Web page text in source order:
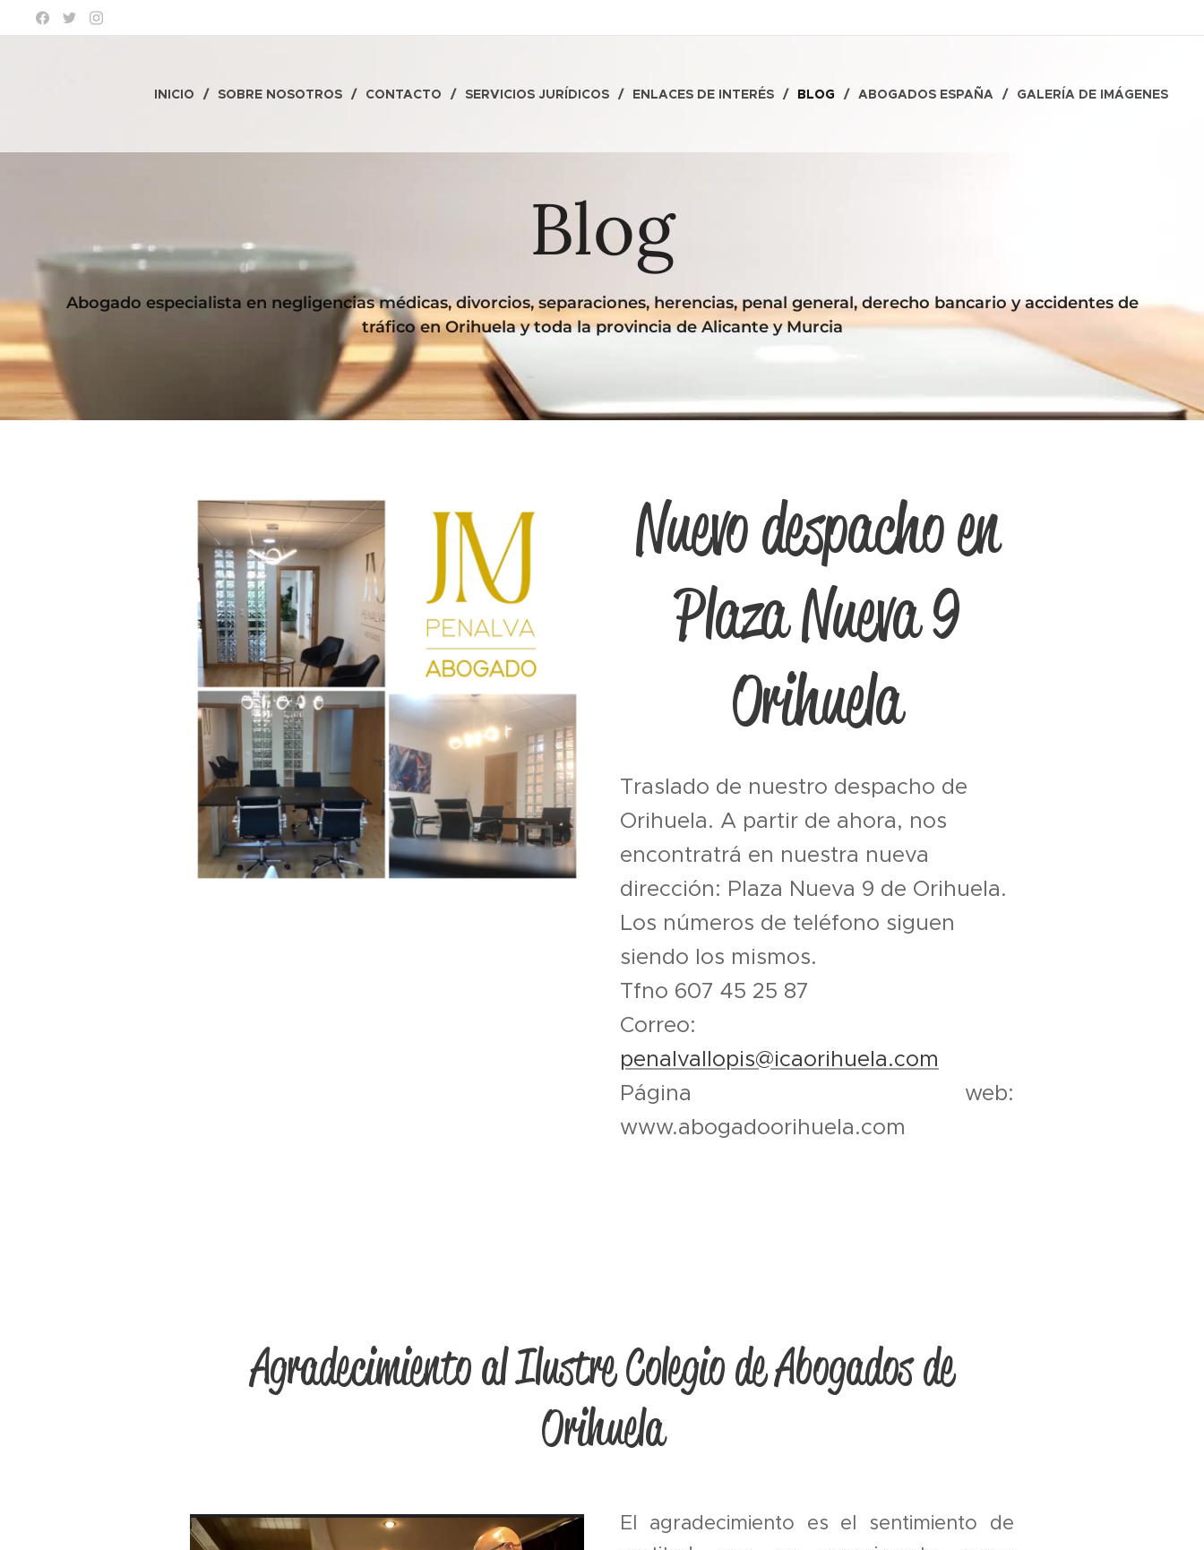
INICIO SOBRE NOSOTROS CONTACTO SERVICIOS JURÍDICOS ENLACES DE INTERÉS BLOG ABOGADOS ESPAÑA GALERÍA DE IMÁGENES
Blog
Abogado especialista en negligencias médicas, divorcios, separaciones, herencias, penal general, derecho bancario y accidentes de
tráfico en Orihuela y toda la provincia de Alicante y Murcia
Nuevo despacho en
Plaza Nueva 9
Orihuela
Traslado de nuestro despacho de
Orihuela. A partir de ahora, nos
encontratrá en nuestra nueva
dirección: Plaza Nueva 9 de Orihuela.
Los números de teléfono siguen
siendo los mismos.
Tfno 607 45 25 87
Correo:
penalvallopis@icaorihuela.com
Página web:
www.abogadoorihuela.com
Agradecimiento al Ilustre Colegio de Abogados de
Orihuela
El agradecimiento es el sentimiento de